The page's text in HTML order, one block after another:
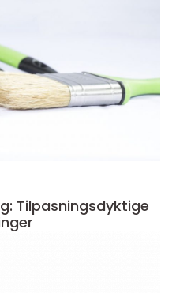
Tilpasningsdyktige